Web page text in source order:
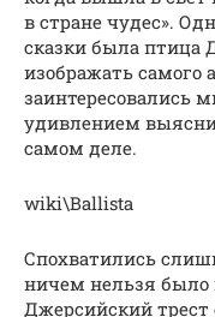
в стране чудес».
сказки была птица
изображать самого
заинтересовались
удивлением
самом деле.
wiki\Ballista
Спохватились
ничем нельзя было
Джерсийский